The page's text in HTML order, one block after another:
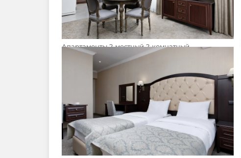
Апартаменты 2-местный 2-комнатный